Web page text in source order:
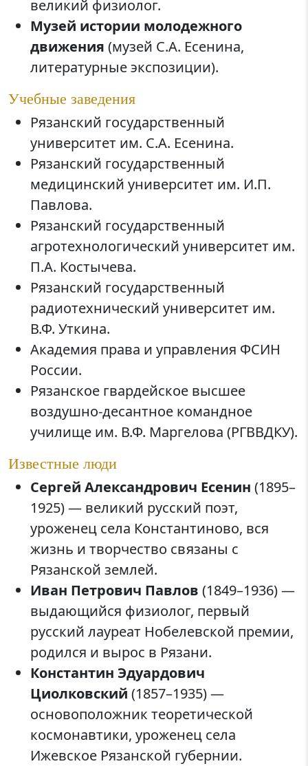
великий физиолог.
Музей истории молодежного
движения (музей С.А. Есенина,
литературные экспозиции).
Учебные заведения
Рязанский государственный
университет им. С.А. Есенина.
Рязанский государственный
медицинский университет им. И.П.
Павлова.
Рязанский государственный
агротехнологический университет им.
П.А. Костычева.
Рязанский государственный
радиотехнический университет им.
В.Ф. Уткина.
Академия права и управления ФСИН
России.
Рязанское гвардейское высшее
воздушно-десантное командное
училище им. В.Ф. Маргелова (РГВВДКУ).
Известные люди
Сергей Александрович Есенин (1895–
1925) — великий русский поэт,
уроженец села Константиново, вся
жизнь и творчество связаны с
Рязанской землей.
Иван Петрович Павлов (1849–1936) —
выдающийся физиолог, первый
русский лауреат Нобелевской премии,
родился и вырос в Рязани.
Константин Эдуардович
Циолковский (1857–1935) —
основоположник теоретической
космонавтики, уроженец села
Ижевское Рязанской губернии.